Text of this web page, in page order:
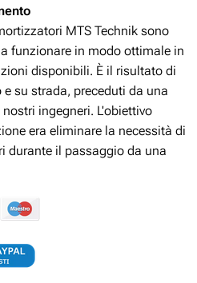
MTS Technik sono
funzionare in modo ottimale in
disponibili. È il risultato di
su strada, preceduti da una
ingegneri. L'obiettivo
era eliminare la necessità di
durante il passaggio da una